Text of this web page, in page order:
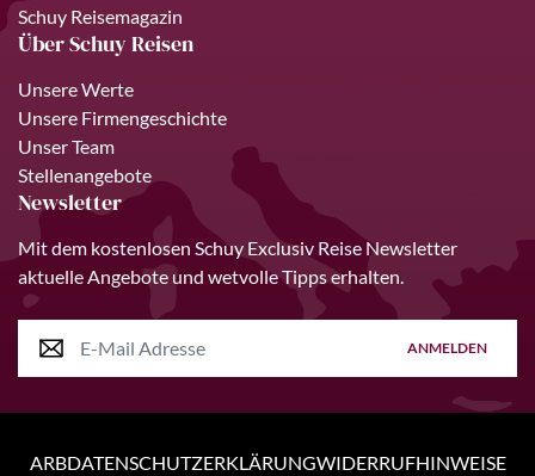
Schuy Reisemagazin
Über Schuy Reisen
Unsere Werte
Unsere Firmengeschichte
Unser Team
Stellenangebote
Newsletter
Mit dem kostenlosen Schuy Exclusiv Reise Newsletter
aktuelle Angebote und wetvolle Tipps erhalten.
ANMELDEN
ARBDATENSCHUTZERKLÄRUNGWIDERRUFHINWEISE